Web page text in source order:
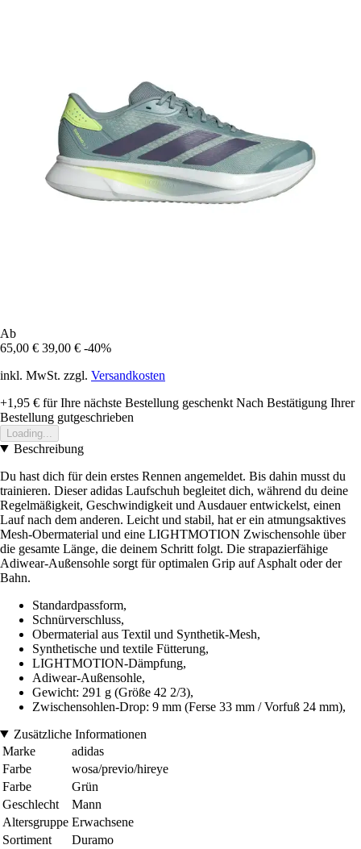
Ab
65,00 € 39,00 € -40%
inkl. MwSt. zzgl. Versandkosten
+1,95 € für Ihre nächste Bestellung geschenkt Nach Bestätigung Ihrer
Bestellung gutgeschrieben
Loading...
Beschreibung
Du hast dich für dein erstes Rennen angemeldet. Bis dahin musst du
trainieren. Dieser adidas Laufschuh begleitet dich, während du deine
Regelmäßigkeit, Geschwindigkeit und Ausdauer entwickelst, einen
Lauf nach dem anderen. Leicht und stabil, hat er ein atmungsaktives
Mesh-Obermaterial und eine LIGHTMOTION Zwischensohle über
die gesamte Länge, die deinem Schritt folgt. Die strapazierfähige
Adiwear-Außensohle sorgt für optimalen Grip auf Asphalt oder der
Bahn.
Standardpassform,
Schnürverschluss,
Obermaterial aus Textil und Synthetik-Mesh,
Synthetische und textile Fütterung,
LIGHTMOTION-Dämpfung,
Adiwear-Außensohle,
Gewicht: 291 g (Größe 42 2/3),
Zwischensohlen-Drop: 9 mm (Ferse 33 mm / Vorfuß 24 mm),
Zusätzliche Informationen
Marke
adidas
Farbe
wosa/previo/hireye
Farbe
Grün
Geschlecht
Mann
Altersgruppe Erwachsene
Sortiment
Duramo